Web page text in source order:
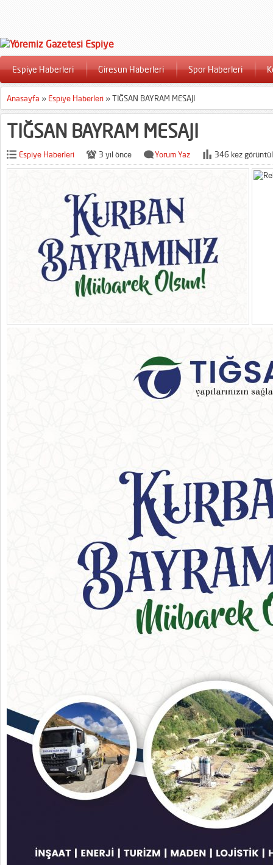
Espiye Haberleri Giresun Haberleri Spor Haberleri
Anasayfa » Espiye Haberleri »TIĞSAN BAYRAM MESAJI
TIĞSAN BAYRAM MESAJI
Espiye Haberleri 3 yıl önce Yorum Yaz 346 kez